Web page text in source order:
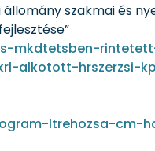
szakmai és
mkdtetsben-
alkotott-hrszerzsi-
ltrehozsa-cm-